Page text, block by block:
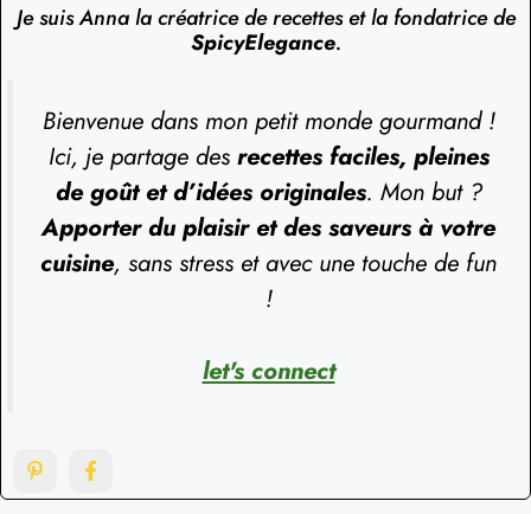
Je suis Anna la créatrice de recettes et la fondatrice de
SpicyElegance.
Bienvenue dans mon petit monde gourmand !
Ici, je partage des recettes faciles, pleines
de goût et d’idées originales. Mon but ?
Apporter du plaisir et des saveurs à votre
cuisine, sans stress et avec une touche de fun
!
let's connect